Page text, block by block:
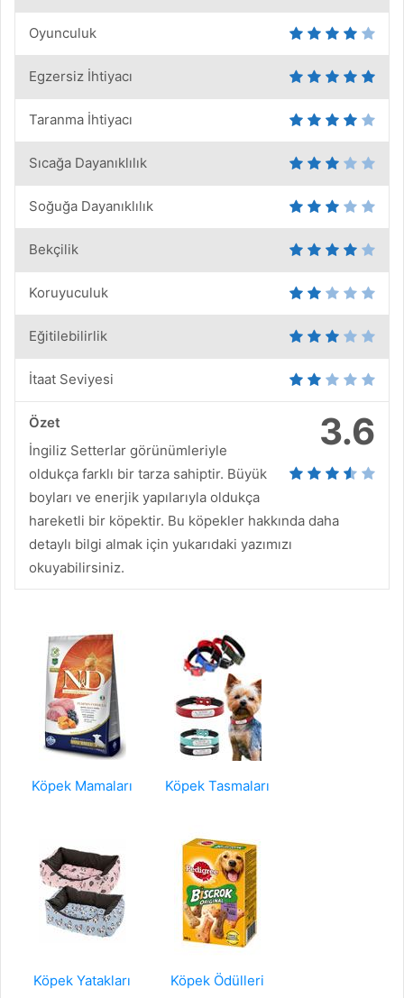
Oyunculuk
Egzersiz İhtiyacı
Taranma İhtiyacı
Sıcağa Dayanıklılık
Soğuğa Dayanıklılık
Bekçilik
Koruyuculuk
Eğitilebilirlik
İtaat Seviyesi
3.6
Özet
İngiliz Setterlar görünümleriyle
oldukça farklı bir tarza sahiptir. Büyük
boyları ve enerjik yapılarıyla oldukça
hareketli bir köpektir. Bu köpekler hakkında daha
detaylı bilgi almak için yukarıdaki yazımızı
okuyabilirsiniz.
Köpek Mamaları Köpek Tasmaları
Köpek Yatakları Köpek Ödülleri